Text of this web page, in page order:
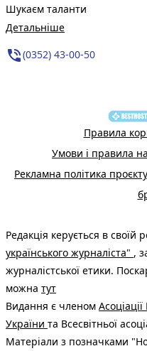
Шукаєм таланти
Детальніше
phone_in_talk(0352) 43-00-50
Правила
Умови і правила
Рекламна політика
Редакція керується в своїй
українського журналіста" ,
журналістської етики.
можна тут
Видання є членом
України та Всесвітньої
Матеріали з позначками